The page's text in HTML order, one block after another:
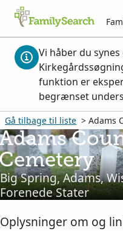
Vi håber du synes
funktion er
begrænset
Gå tilbage til liste > Adams
Big Spring, Adams,
Forenede Stater
Oplysninger om og